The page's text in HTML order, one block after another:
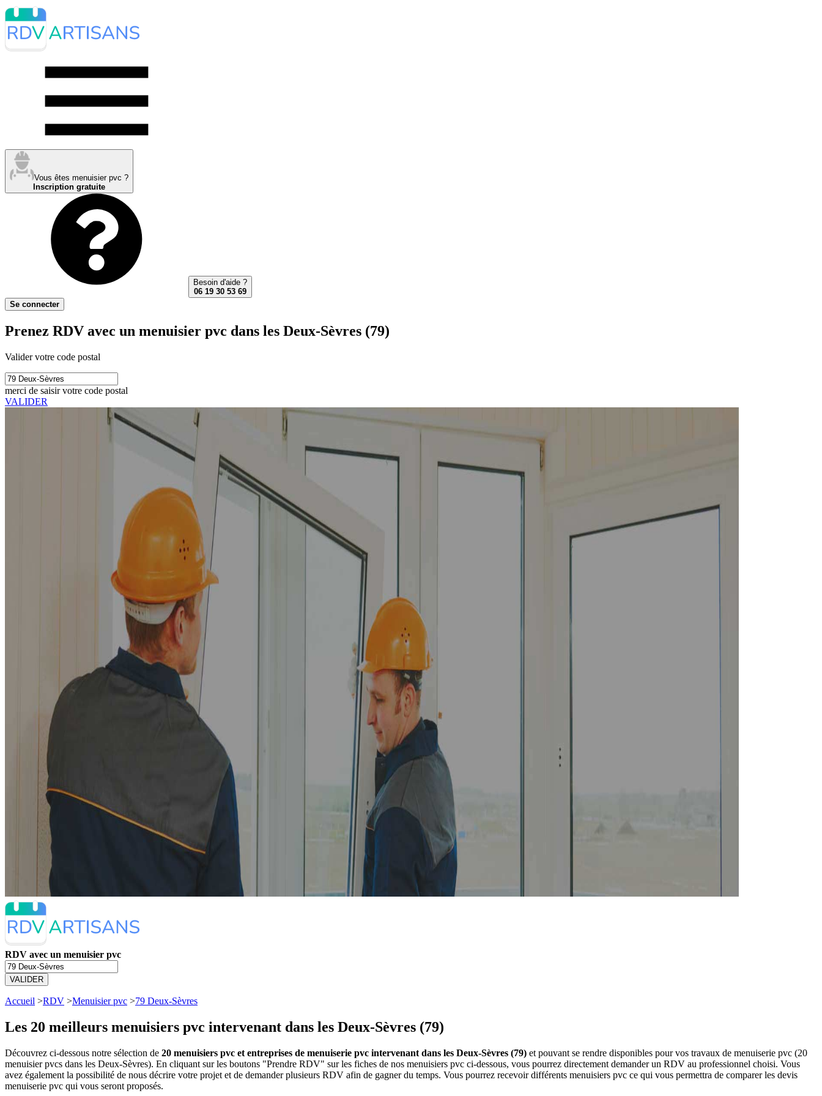
Vous êtes menuisier pvc ?
Inscription gratuite
Besoin d'aide ?
06 19 30 53 69
Se connecter
Prenez RDV avec un menuisier pvc dans les Deux-Sèvres (79)
Valider votre code postal
merci de saisir votre code postal
VALIDER
RDV avec un menuisier pvc
VALIDER
Accueil >RDV >Menuisier pvc >79 Deux-Sèvres
Les 20 meilleurs menuisiers pvc intervenant dans les Deux-Sèvres (79)
Découvrez ci-dessous notre sélection de 20 menuisiers pvc et entreprises de menuiserie pvc intervenant dans les Deux-Sèvres (79) et pouvant se rendre disponibles pour vos travaux de menuiserie pvc (20
menuisier pvcs dans les Deux-Sèvres). En cliquant sur les boutons "Prendre RDV" sur les fiches de nos menuisiers pvc ci-dessous, vous pourrez directement demander un RDV au professionnel choisi. Vous
avez également la possibilité de nous décrire votre projet et de demander plusieurs RDV afin de gagner du temps. Vous pourrez recevoir différents menuisiers pvc ce qui vous permettra de comparer les devis
menuiserie pvc qui vous seront proposés.